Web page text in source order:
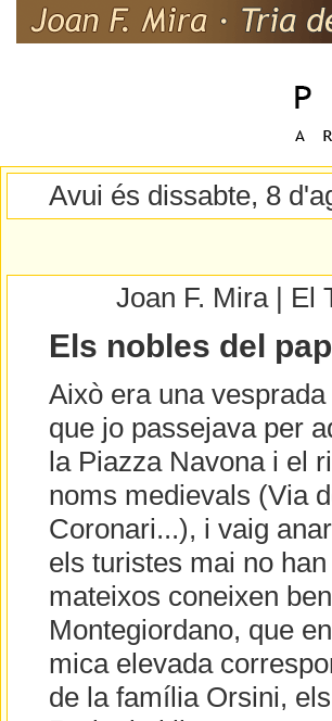
Avui és dissabte, 8
Joan F. Mira |
Els nobles del
Això era una
que jo passejava per
la Piazza Navona i el
noms medievals (Via
Coronari...), i vaig
els turistes mai no
mateixos coneixen
Montegiordano, que
mica elevada
de la família Orsini,